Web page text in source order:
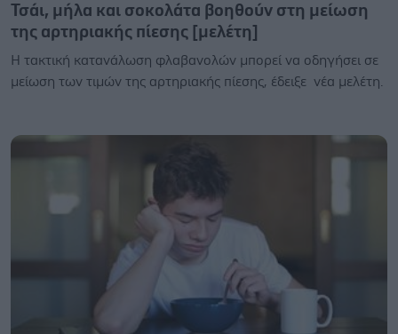
Τσάι, μήλα και σοκολάτα βοηθούν στη μείωση
της αρτηριακής πίεσης [μελέτη]
Η τακτική κατανάλωση φλαβανολών μπορεί να οδηγήσει σε
μείωση των τιμών της αρτηριακής πίεσης, έδειξε νέα μελέτη.